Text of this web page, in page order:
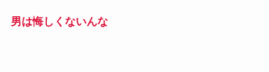
男は悔しくないんな